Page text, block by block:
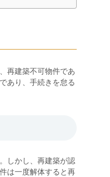
再建築不可物件であ
あり、手続きを怠る
しかし、再建築が認
は一度解体すると再